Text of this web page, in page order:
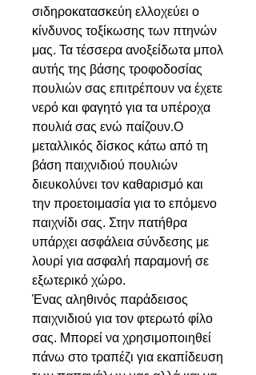
σιδηροκατασκεύη ελλοχεύει ο
κίνδυνος τοξίκωσης των πτηνών
μας. Τα τέσσερα ανοξείδωτα μπολ
αυτής της βάσης τροφοδοσίας
πουλιών σας επιτρέπουν να έχετε
νερό και φαγητό για τα υπέροχα
πουλιά σας ενώ παίζουν.Ο
μεταλλικός δίσκος κάτω από τη
βάση παιχνιδιού πουλιών
διευκολύνει τον καθαρισμό και
την προετοιμασία για το επόμενο
παιχνίδι σας. Στην πατήθρα
υπάρχει ασφάλεια σύνδεσης με
λουρί για ασφαλή παραμονή σε
εξωτερικό χώρο.
Ένας αληθινός παράδεισος
παιχνιδιού για τον φτερωτό φίλο
σας. Μπορεί να χρησιμοποιηθεί
πάνω στο τραπέζι για εκαπίδευση